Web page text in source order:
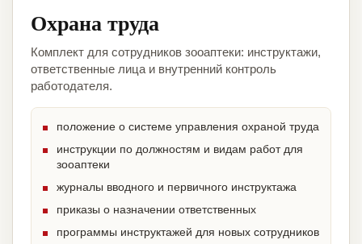
Охрана труда
Комплект для сотрудников зооаптеки: инструктажи,
ответственные лица и внутренний контроль
работодателя.
положение о системе управления охраной труда
инструкции по должностям и видам работ для
зооаптеки
журналы вводного и первичного инструктажа
приказы о назначении ответственных
программы инструктажей для новых сотрудников